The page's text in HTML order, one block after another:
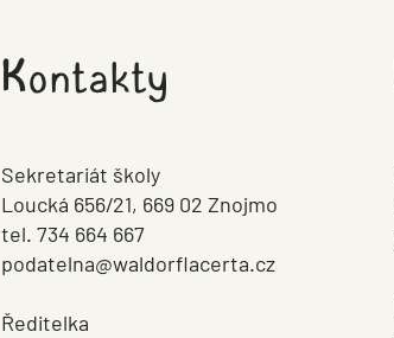
Znojmo „Baví se celá rodina“ v
rámci Týdne pro rodinu. Připravili
sp
Kontakty
Sekretariát školy
Loucká 656/21, 669 02 Znojmo
tel. 734 664 667
podatelna@waldorflacerta.cz
Ředitelka